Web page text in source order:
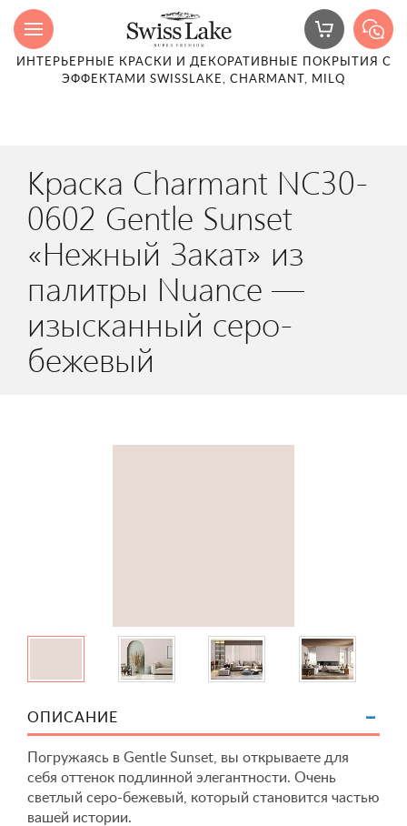
ИНТЕРЬЕРНЫЕ КРАСКИ И ДЕКОРАТИВНЫЕ ПОКРЫТИЯ С
ЭФФЕКТАМИ SWISSLAKE, CHARMANT, MILQ
Краска Charmant NC30-
0602 Gentle Sunset
«Нежный Закат» из
палитры Nuance —
изысканный серо-
бежевый
ОПИСАНИЕ
Погружаясь в Gentle Sunset, вы открываете для
себя оттенок подлинной элегантности. Очень
светлый серо-бежевый, который становится частью
вашей истории.